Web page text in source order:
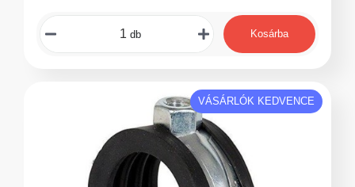
db Kosárba
VÁSÁRLÓK KEDVENCE